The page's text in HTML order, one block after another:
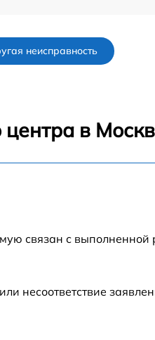
неисправность
центра в
связан с
несоответствие